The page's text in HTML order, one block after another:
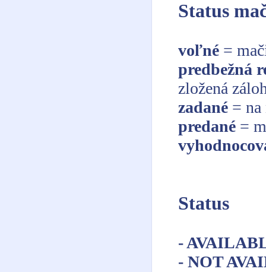
Status
voľné =
predbežná
zložená
zadané = na
predané =
Status
-
- NOT